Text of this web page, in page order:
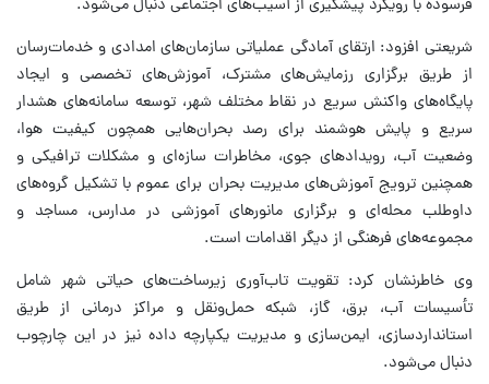
فرسوده با رویکرد پیشگیری از آسیب‌های اجتماعی دنبال می‌شود.
شریعتی افزود: ارتقای آمادگی عملیاتی سازمان‌های امدادی و خدمات‌رسان
از طریق برگزاری رزمایش‌های مشترک، آموزش‌های تخصصی و ایجاد
پایگاه‌های واکنش سریع در نقاط مختلف شهر، توسعه سامانه‌های هشدار
سریع و پایش هوشمند برای رصد بحران‌هایی همچون کیفیت هوا،
وضعیت آب، رویدادهای جوی، مخاطرات سازه‌ای و مشکلات ترافیکی و
همچنین ترویج آموزش‌های مدیریت بحران برای عموم با تشکیل گروه‌های
داوطلب محله‌ای و برگزاری مانورهای آموزشی در مدارس، مساجد و
مجموعه‌های فرهنگی از دیگر اقدامات است.
وی خاطرنشان کرد: تقویت تاب‌آوری زیرساخت‌های حیاتی شهر شامل
تأسیسات آب، برق، گاز، شبکه حمل‌ونقل و مراکز درمانی از طریق
استانداردسازی، ایمن‌سازی و مدیریت یکپارچه داده نیز در این چارچوب
دنبال می‌شود.